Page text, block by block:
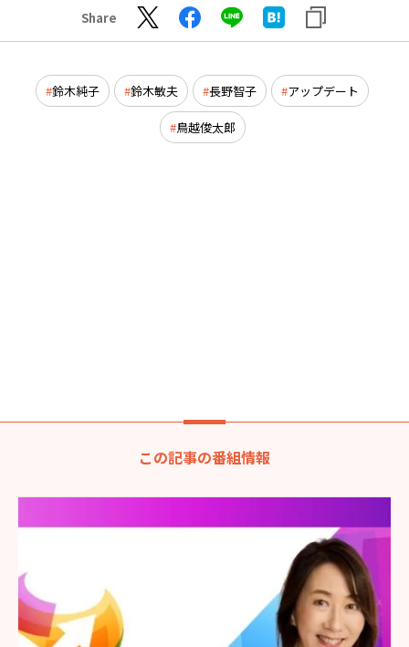
Share
鈴木純子 鈴木敏夫 長野智子 アップデート
鳥越俊太郎
この記事の番組情報